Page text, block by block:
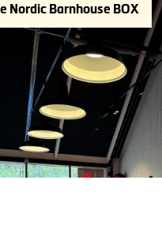
Nordic Barnhouse BOX